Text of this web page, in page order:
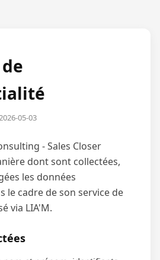
05-03
- Sales Closer
dont sont collectées,
les données
le cadre de son service de
via LIA'M.